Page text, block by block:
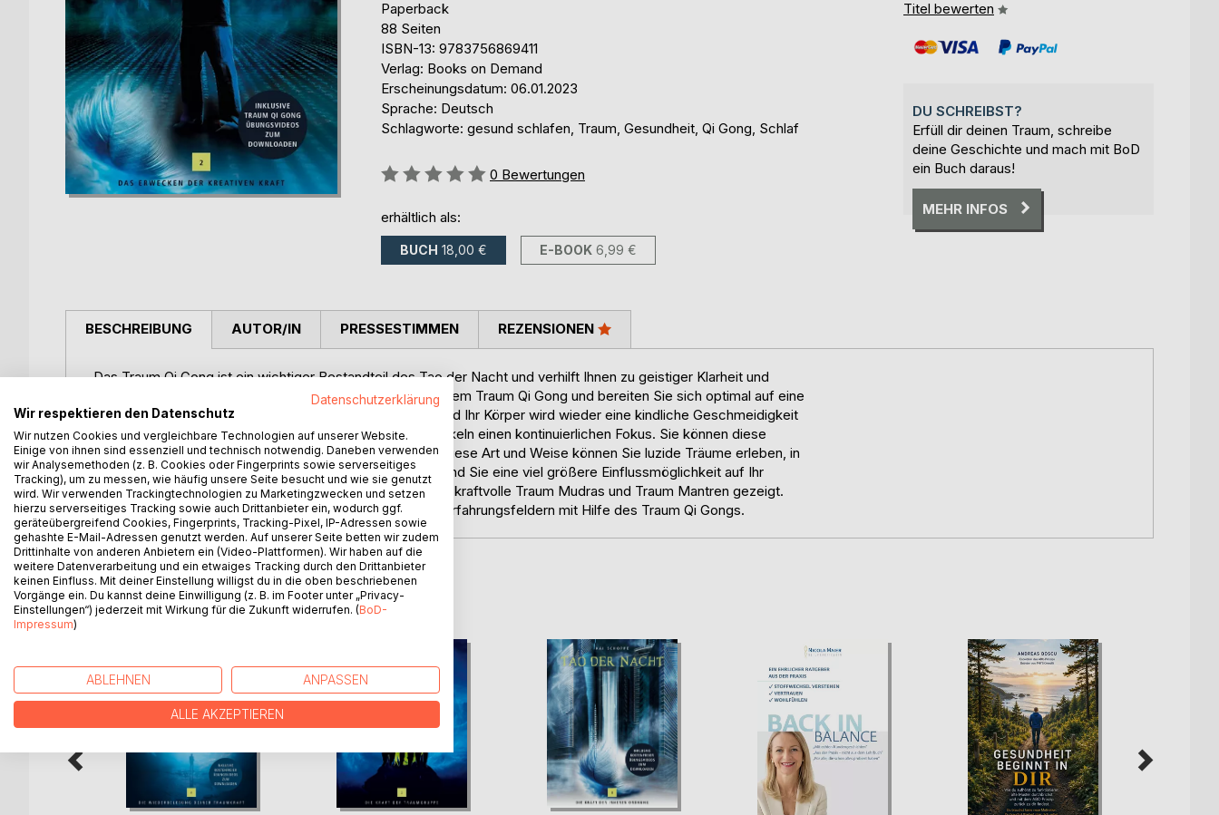
Paperback
88 Seiten
ISBN-13: 9783756869411
Verlag: Books on Demand
Erscheinungsdatum: 06.01.2023
Sprache: Deutsch
Schlagworte: gesund schlafen, Traum, Gesundheit, Qi Gong, Schlaf
Bewertung::
0 Bewertungen
erhältlich als:
BUCH 18,00 € E-BOOK 6,99 €
Titel bewerten
DU SCHREIBST?
Erfüll dir deinen Traum, schreibe
deine Geschichte und mach mit BoD
ein Buch daraus!
MEHR INFOS
BESCHREIBUNG
Das Traum Qi Gong ist ein wichtiger Bestandteil des Tao der Nacht und verhilft Ihnen zu geistiger Klarheit und
körperlicher Vitalität. Entfalten Sie Ihre kreative Kraft mit dem Traum Qi Gong und bereiten Sie sich optimal auf eine
erholsame Nacht vor. Ihr Nervensystem entspannt sich und Ihr Körper wird wieder eine kindliche Geschmeidigkeit
erhalten. Gleichzeitig trainieren Sie ihren Geist und entwickeln einen kontinuierlichen Fokus. Sie können diese
Übungen auch dafür nutzen, bewusster zu träumen. Auf diese Art und Weise können Sie luzide Träume erleben, in
denen Sie spüren, dass es sich um einen Traum handelt und Sie eine viel größere Einflussmöglichkeit auf Ihr
Traumgeschehen ausüben können. Des Weiteren werden kraftvolle Traum Mudras und Traum Mantren gezeigt.
Erwecken Sie Ihr (Traum)Leben zu neuen fantastischen Erfahrungsfeldern mit Hilfe des Traum Qi Gongs.
AUTOR/IN PRESSESTIMMEN REZENSIONEN
WEITERE TITEL BEIBoD
Datenschutzerklärung
Wir respektieren den Datenschutz
Wir nutzen Cookies und vergleichbare Technologien auf unserer Website.
Einige von ihnen sind essenziell und technisch notwendig. Daneben verwenden
wir Analysemethoden (z. B. Cookies oder Fingerprints sowie serverseitiges
Tracking), um zu messen, wie häufig unsere Seite besucht und wie sie genutzt
wird. Wir verwenden Trackingtechnologien zu Marketingzwecken und setzen
hierzu serverseitiges Tracking sowie auch Drittanbieter ein, wodurch ggf.
geräteübergreifend Cookies, Fingerprints, Tracking-Pixel, IP-Adressen sowie
gehashte E-Mail-Adressen genutzt werden. Auf unserer Seite betten wir zudem
Drittinhalte von anderen Anbietern ein (Video-Plattformen). Wir haben auf die
weitere Datenverarbeitung und ein etwaiges Tracking durch den Drittanbieter
keinen Einfluss. Mit deiner Einstellung willigst du in die oben beschriebenen
Vorgänge ein. Du kannst deine Einwilligung (z. B. im Footer unter „Privacy-
Einstellungen“) jederzeit mit Wirkung für die Zukunft widerrufen. (BoD-
Impressum)
ABLEHNEN ANPASSEN
ALLE AKZEPTIEREN